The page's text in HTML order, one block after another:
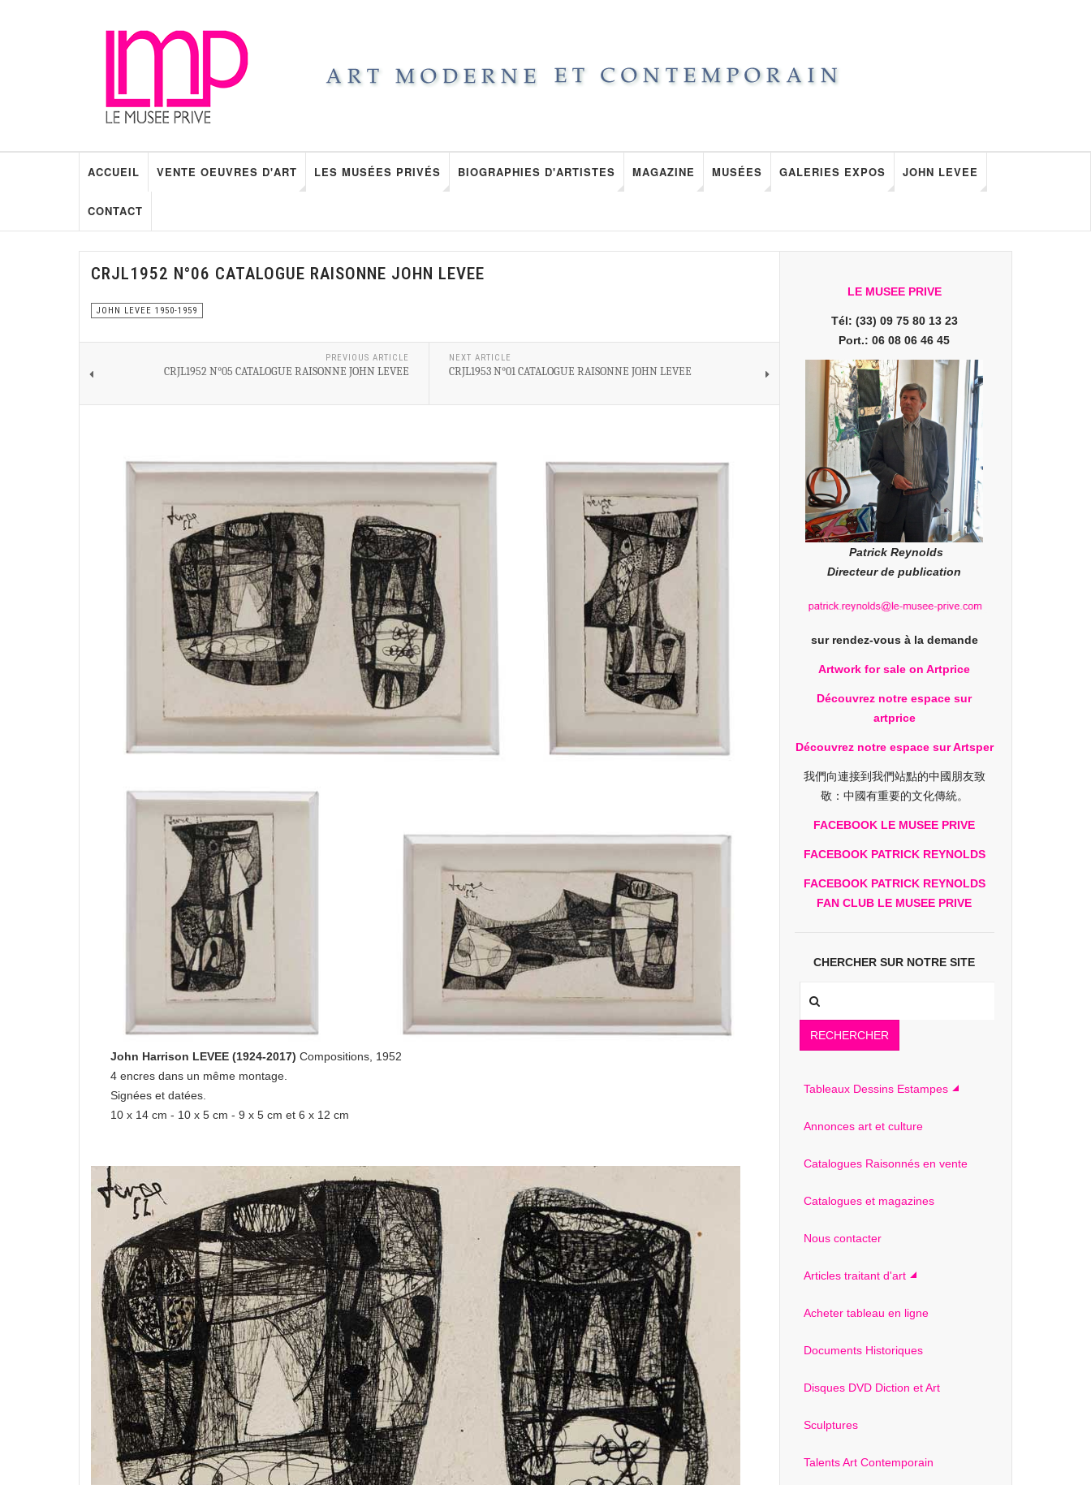
ACCUEIL VENTE OEUVRES D'ART LES MUSÉES PRIVÉS BIOGRAPHIES D'ARTISTES MAGAZINE MUSÉES GALERIES EXPOS JOHN LEVEE
CONTACT
CRJL1952 N°06 CATALOGUE RAISONNE JOHN LEVEE
JOHN LEVEE 1950-1959
PREVIOUS ARTICLE
CRJL1952 N°05 CATALOGUE RAISONNE JOHN LEVEE
NEXT ARTICLE
CRJL1953 N°01 CATALOGUE RAISONNE JOHN LEVEE
John Harrison LEVEE (1924-2017) Compositions, 1952
4 encres dans un même montage.
Signées et datées.
10 x 14 cm - 10 x 5 cm - 9 x 5 cm et 6 x 12 cm
LE MUSEE PRIVE
Tél: (33) 09 75 80 13 23
Port.: 06 08 06 46 45
Patrick Reynolds
Directeur de publication
sur rendez-vous à la demande
Artwork for sale on Artprice
Découvrez notre espace sur
artprice
Découvrez notre espace sur Artsper
我們向連接到我們站點的中國朋友致
敬：中國有重要的文化傳統。
FACEBOOK LE MUSEE PRIVE
FACEBOOK PATRICK REYNOLDS
FACEBOOK PATRICK REYNOLDS
FAN CLUB LE MUSEE PRIVE
CHERCHER SUR NOTRE SITE
RECHERCHER
Tableaux Dessins Estampes
Annonces art et culture
Catalogues Raisonnés en vente
Catalogues et magazines
Nous contacter
Articles traitant d'art
Acheter tableau en ligne
Documents Historiques
Disques DVD Diction et Art
Sculptures
Talents Art Contemporain